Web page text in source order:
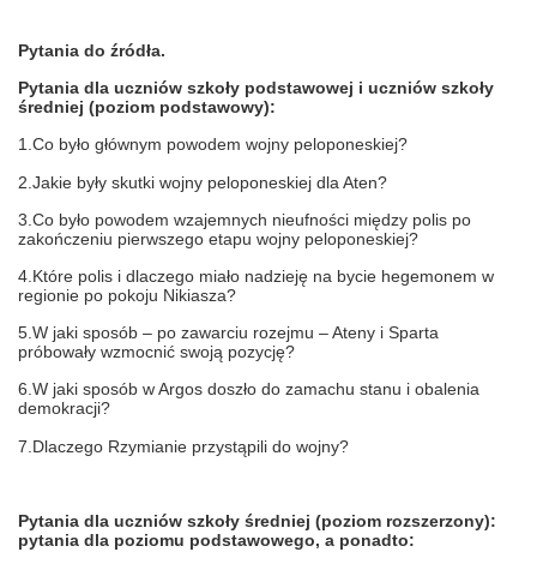
Pytania do źródła.
Pytania dla uczniów szkoły podstawowej i uczniów szkoły
średniej (poziom podstawowy):
1.Co było głównym powodem wojny peloponeskiej?
2.Jakie były skutki wojny peloponeskiej dla Aten?
3.Co było powodem wzajemnych nieufności między polis po
zakończeniu pierwszego etapu wojny peloponeskiej?
4.Które polis i dlaczego miało nadzieję na bycie hegemonem w
regionie po pokoju Nikiasza?
5.W jaki sposób – po zawarciu rozejmu – Ateny i Sparta
próbowały wzmocnić swoją pozycję?
6.W jaki sposób w Argos doszło do zamachu stanu i obalenia
demokracji?
7.Dlaczego Rzymianie przystąpili do wojny?
Pytania dla uczniów szkoły średniej (poziom rozszerzony):
pytania dla poziomu podstawowego, a ponadto: